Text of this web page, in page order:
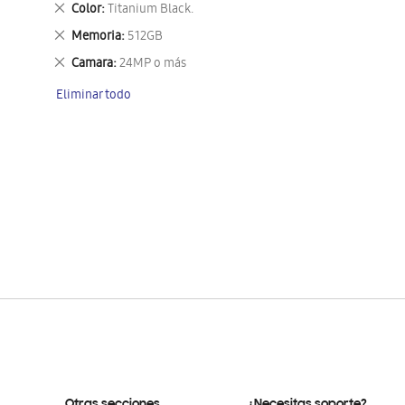
Color Titanium Black.
Eliminar
este
artículo
Memoria 512GB
Eliminar
este
artículo
Camara 24MP o más
Eliminar
artículo
Eliminar todo